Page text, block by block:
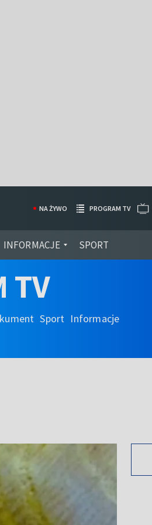
INFORMACJE SPORT
NA ŻYWO PROGRAM TV
TV
Sport Informacje